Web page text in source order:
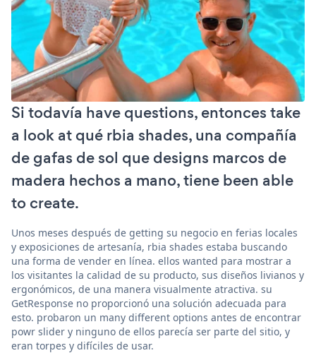
Si todavía have questions, entonces take
a look at qué rbia shades, una compañía
de gafas de sol que designs marcos de
madera hechos a mano, tiene been able
to create.
Unos meses después de getting su negocio en ferias locales
y exposiciones de artesanía, rbia shades estaba buscando
una forma de vender en línea. ellos wanted para mostrar a
los visitantes la calidad de su producto, sus diseños livianos y
ergonómicos, de una manera visualmente atractiva. su
GetResponse no proporcionó una solución adecuada para
esto. probaron un many different options antes de encontrar
powr slider y ninguno de ellos parecía ser parte del sitio, y
eran torpes y difíciles de usar.